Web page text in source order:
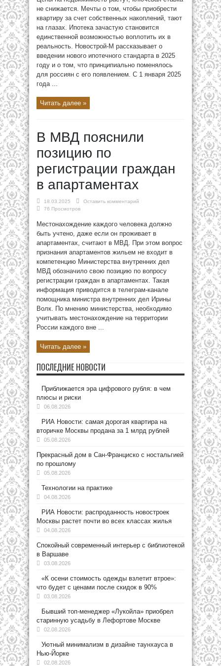
не снижается. Мечты о том, чтобы приобрести
квартиру за счет собственных накоплений, тают
на глазах. Ипотека зачастую становится
единственной возможностью воплотить их в
реальность. Новострой-М рассказывает о
введении нового ипотечного стандарта в 2025
году и о том, что принципиально поменялось
для россиян с его появлением. С 1 января 2025
года ...
Читать далее »
В МВД пояснили
позицию по
регистрации граждан
в апартаментах
18.03.2025
Оставить комментарий
76 Просмотров
Местонахождение каждого человека должно
быть учтено, даже если он проживает в
апартаментах, считают в МВД. При этом вопрос
признания апартаментов жильем не входит в
компетенцию Министерства внутренних дел
МВД обозначило свою позицию по вопросу
регистрации граждан в апартаментах. Такая
информация приводится в телеграм-канале
помощника министра внутренних дел Ирины
Волк. По мнению министерства, необходимо
учитывать местонахождение на территории
России каждого вне ...
Читать далее »
ПОСЛЕДНИЕ НОВОСТИ
Приближается эра цифрового рубля: в чем
плюсы и риски
06.08.2026
РИА Новости: самая дорогая квартира на
вторичке Москвы продана за 1 млрд рублей
05.08.2026
Прекрасный дом в Сан-Франциско с ностальгией
по прошлому
05.08.2026
Технологии на практике
04.08.2026
РИА Новости: распроданность новостроек
Москвы растет почти во всех классах жилья
04.08.2026
Спокойный современный интерьер с библиотекой
в Варшаве
03.08.2026
«К осени стоимость одежды взлетит втрое»:
что будет с ценами после скидок в 90%
03.08.2026
Бывший топ-менеджер «Лукойла» приобрел
старинную усадьбу в Лефортове Москве
02.08.2026
Уютный минимализм в дизайне таунхауса в
Нью-Йорке
02.08.2026